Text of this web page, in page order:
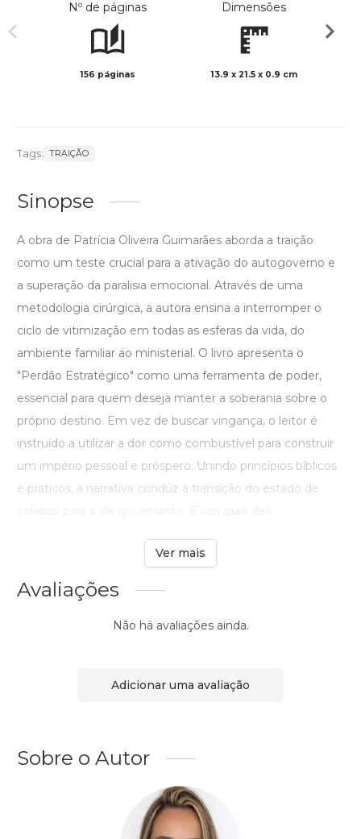
Nº de páginas
156 páginas
Dimensões
13.9 x 21.5 x 0.9 cm
Tags: TRAIÇÃO
Sinopse
A obra de Patrícia Oliveira Guimarães aborda a traição
como um teste crucial para a ativação do autogoverno e
a superação da paralisia emocional. Através de uma
metodologia cirúrgica, a autora ensina a interromper o
ciclo de vitimização em todas as esferas da vida, do
ambiente familiar ao ministerial. O livro apresenta o
"Perdão Estratégico" como uma ferramenta de poder,
essencial para quem deseja manter a soberania sobre o
próprio destino. Em vez de buscar vingança, o leitor é
instruído a utilizar a dor como combustível para construir
um império pessoal e próspero. Unindo princípios bíblicos
e práticos, a narrativa conduz à transição do estado de
Ver mais
Avaliações
Não há avaliações ainda.
Adicionar uma avaliação
Sobre o Autor